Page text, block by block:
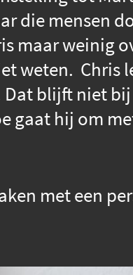
die mensen
maar weinig
weten. Chris
Dat blijft niet
gaat hij om
met een